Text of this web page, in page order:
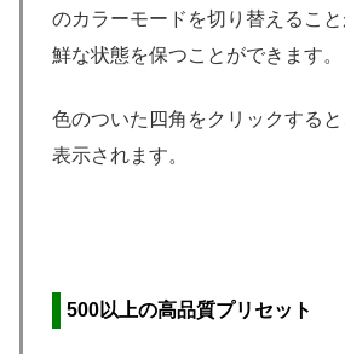
のカラーモードを切り替えるこ
鮮な状態を保つことができます。
色のついた四角をクリックする
表示されます。
500以上の高品質プリセット